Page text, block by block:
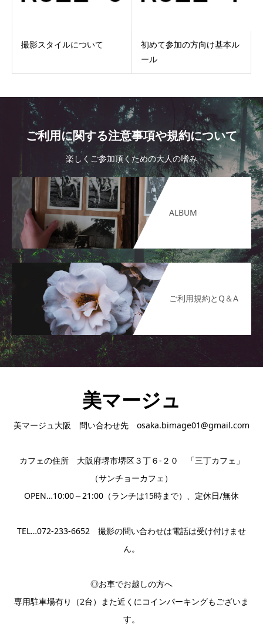
撮影スタイルについて
初めて参加の方向け基本ル
ール
ご利用に関する注意事項や規約について
楽しくご参加頂くための大人の嗜み
ALBUM
ご利用規約とQ＆A
美マージュ
美マージュ大阪 問い合わせ先 osaka.bimage01@gmail.com
カフェの住所 大阪府堺市堺区３丁６-２０ 「三丁カフェ」
（サンチョーカフェ）
OPEN…10:00～21:00（ランチは15時まで）、定休日/無休
TEL…072-233-6652 撮影の問い合わせは電話は受け付けませ
ん。
◎お車でお越しの方へ
専用駐車場有り（2台）また近くにコインパーキングもございま
す。